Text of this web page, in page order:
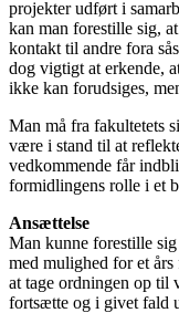
projekter udført i
kan man forestille sig,
kontakt til andre fora
dog vigtigt at erkende,
ikke kan forudsiges,
Man må fra fakultetets
være i stand til at
vedkommende får
formidlingens rolle i et
Ansættelse
Man kunne forestille
med mulighed for et
at tage ordningen op til
fortsætte og i givet fald